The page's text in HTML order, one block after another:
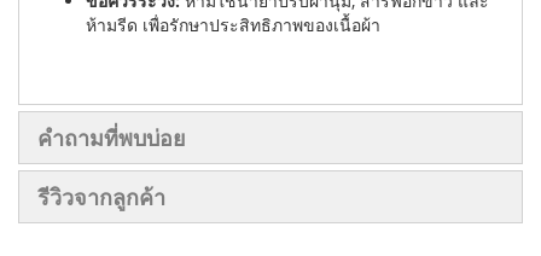
ห้ามรีด เพื่อรักษาประสิทธิภาพของเนื้อผ้า
คำถามที่พบบ่อย
รีวิวจากลูกค้า